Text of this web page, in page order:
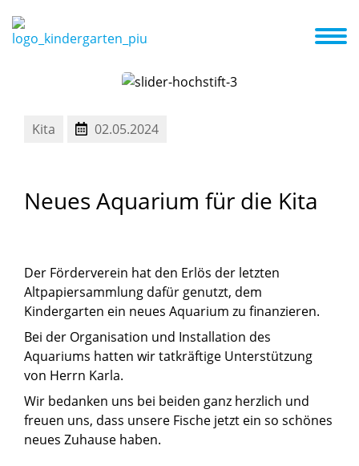
Familienzentrum Aktuelles + Termine
Kita 02.05.2024
Neues Aquarium für die Kita
Der Förderverein hat den Erlös der letzten
Altpapiersammlung dafür genutzt, dem
Kindergarten ein neues Aquarium zu finanzieren.
Bei der Organisation und Installation des
Aquariums hatten wir tatkräftige Unterstützung
von Herrn Karla.
Wir bedanken uns bei beiden ganz herzlich und
freuen uns, dass unsere Fische jetzt ein so schönes
neues Zuhause haben.